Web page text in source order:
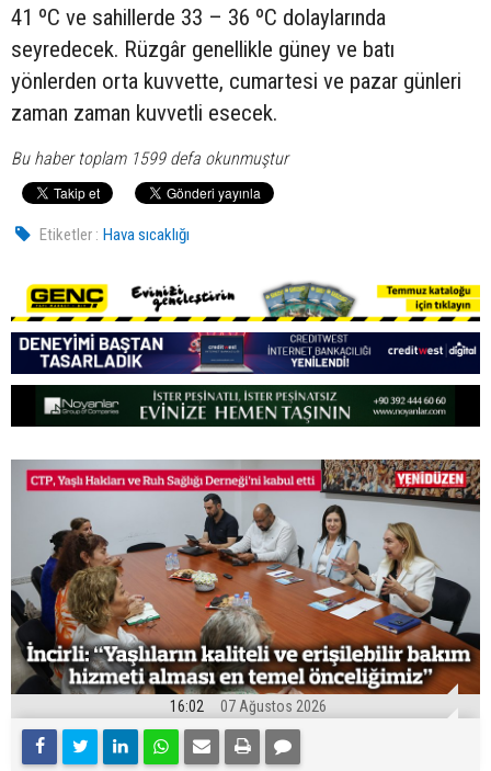
41 ºC ve sahillerde 33 – 36 ºC dolaylarında
seyredecek. Rüzgâr genellikle güney ve batı
yönlerden orta kuvvette, cumartesi ve pazar günleri
zaman zaman kuvvetli esecek.
Bu haber toplam 1599 defa okunmuştur
Etiketler : Hava sıcaklığı
16:02 07 Ağustos 2026